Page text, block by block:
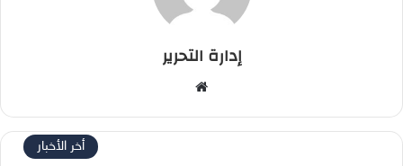
إدارة التحرير
أخر الأخبار